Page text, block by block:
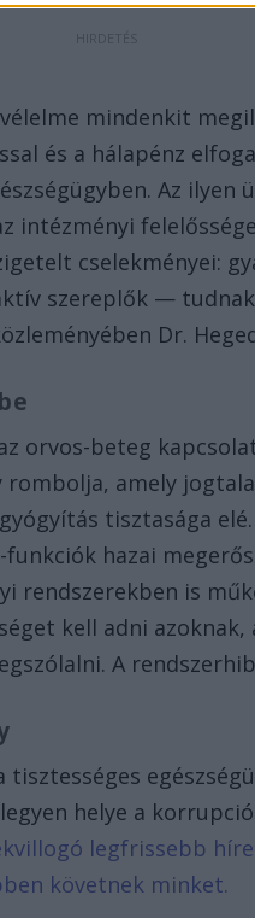
mindenkit
és a hálapénz
Az ilyen
intézményi
cselekményei:
szereplők —
Dr.
orvos-beteg
rombolja, amely
tisztasága
hazai
rendszerekben is
kell adni azoknak,
A
helye a
legfrissebb
követnek minket.